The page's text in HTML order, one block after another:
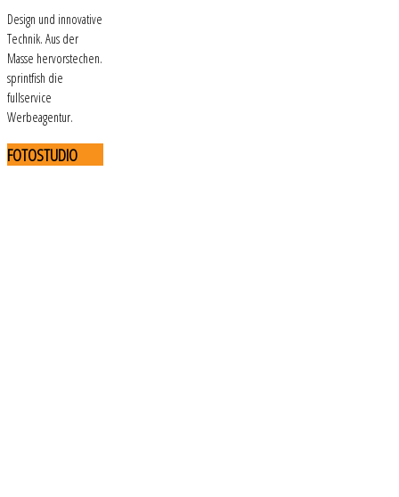
Design und innovative
Technik. Aus der
Masse hervorstechen.
sprintfish die
fullservice
Werbeagentur.
FOTOSTUDIO